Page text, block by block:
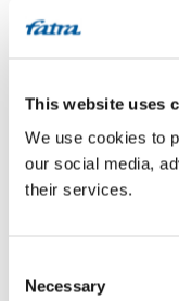
This website uses
We use cookies to
our social media,
their services.
Selection
Necessary